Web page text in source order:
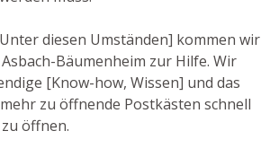
diesen Umständen] kommen wir
Bäumenheim zur Hilfe. Wir
[Know-how, Wissen] und das
zu öffnende Postkästen schnell
öffnen.